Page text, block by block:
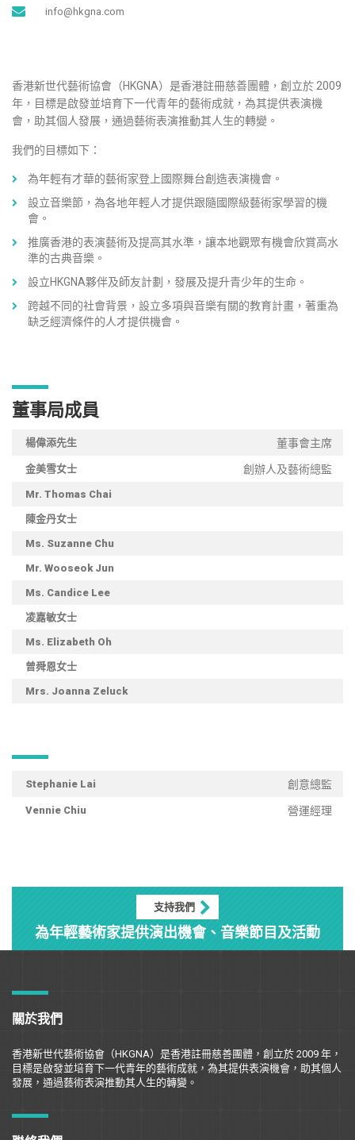
info@hkgna.com
香港新世代藝術協會（HKGNA）是香港註冊慈善團體，創立於 2009
年，目標是啟發並培育下一代青年的藝術成就，為其提供表演機
會，助其個人發展，通過藝術表演推動其人生的轉變。
我們的目標如下：
為年輕有才華的藝術家登上國際舞台創造表演機會。
設立音樂節，為各地年輕人才提供跟隨國際級藝術家學習的機
會。
推廣香港的表演藝術及提高其水準，讓本地觀眾有機會欣賞高水
準的古典音樂。
設立HKGNA夥伴及師友計劃，發展及提升青少年的生命。
跨越不同的社會背景，設立多項與音樂有關的教育計畫，著重為
缺乏經濟條件的人才提供機會。
董事局成員
楊偉添先生 董事會主席
金美雪女士 創辦人及藝術總監
Mr. Thomas Chai
陳金丹女士
Ms. Suzanne Chu
Mr. Wooseok Jun
Ms. Candice Lee
凌嘉敏女士
Ms. Elizabeth Oh
曾舜恩女士
Mrs. Joanna Zeluck
Stephanie Lai 創意總監
Vennie Chiu 營運經理
支持我們
為年輕藝術家提供演出機會、音樂節目及活動
關於我們
香港新世代藝術協會（HKGNA）是香港註冊慈善團體，創立於 2009 年，
目標是啟發並培育下一代青年的藝術成就，為其提供表演機會，助其個人
發展，通過藝術表演推動其人生的轉變。